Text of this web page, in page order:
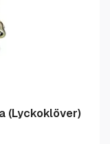
(Lyckoklöver)